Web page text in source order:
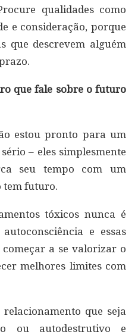
qualidades como
e consideração, porque
que descrevem alguém
que fale sobre o futuro
estou pronto para um
– eles simplesmente
seu tempo com um
tem futuro.
tóxicos nunca é
e essas
a se valorizar o
melhores limites com
que seja
ou autodestrutivo e